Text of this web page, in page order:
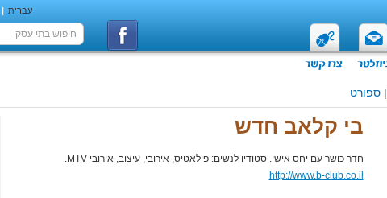
עברית |
|ספורט
בי קלאב חדש
חדר כושר עם יחס אישי. סטודיו לנשים: פילאטיס, אירובי, עיצוב, אירובי MTV.
http://www.b-club.co.il